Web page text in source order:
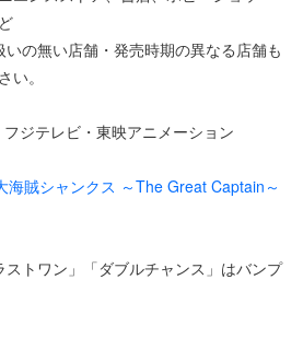
の無い店舗・発売時期の異なる店舗も
い。
ジテレビ・東映アニメーション
海賊シャンクス ～The Great Captain～
トワン」「ダブルチャンス」はバンプ